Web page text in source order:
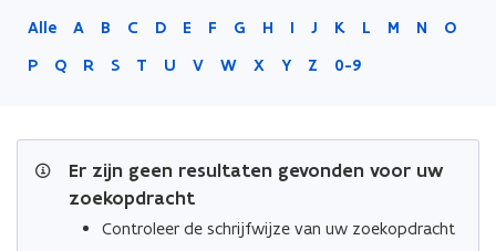
Alle A B C D E F G H I J K L M N
O
P
Q R S T U V W X Y Z 0-9
Er zijn geen resultaten gevonden voor uw
zoekopdracht
Controleer de schrijfwijze van uw zoekopdracht